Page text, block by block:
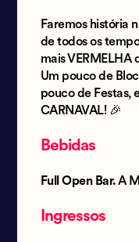
Faremos história
de todos os
mais VERMELHA
Um pouco de
pouco de Festas,
CARNAVAL! 🎉
Bebidas
Full Open Bar.A
Ingressos